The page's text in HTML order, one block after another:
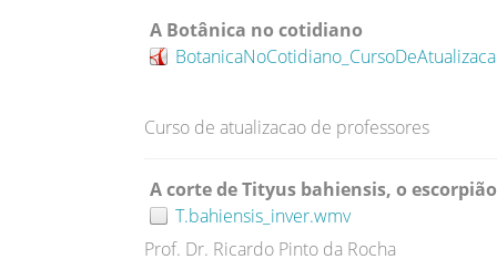
A Botânica no cotidiano
Curso de atualizacao de professores
A corte de Tityus bahiensis, o
T.bahiensis_inver.wmv
Prof. Dr. Ricardo Pinto da Rocha